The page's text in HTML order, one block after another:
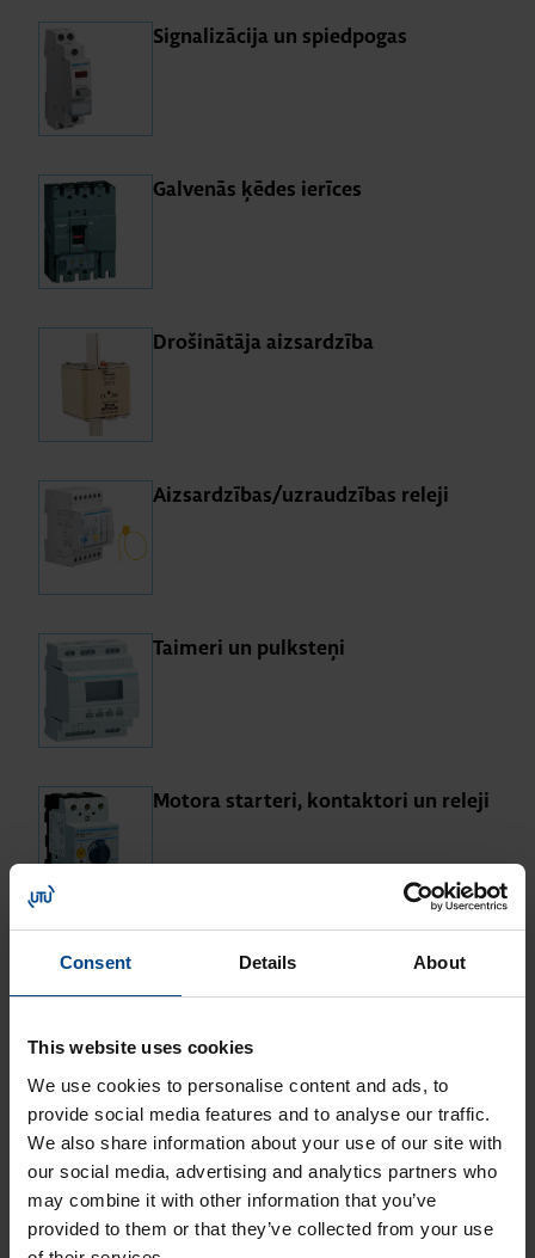
Consent Details About
This website uses cookies
We use cookies to personalise content and ads, to
provide social media features and to analyse our traffic.
We also share information about your use of our site with
our social media, advertising and analytics partners who
may combine it with other information that you’ve
provided to them or that they’ve collected from your use
Sig­na­li­zā­cija un spied­po­gas
Gal­ve­nās ķēdes ie­rī­ces
Dro­ši­nā­tāja aiz­sar­dzība
Aiz­sar­dzī­bas/uz­rau­dzī­bas re­leji
Tai­meri un pulk­steņi
Mo­tora star­teri, kon­tak­tori un re­leji
ZS transfor­ma­tori, ba­ro­ša­nas bloki,
Video, datu, at­tēlu pie­de­rumi